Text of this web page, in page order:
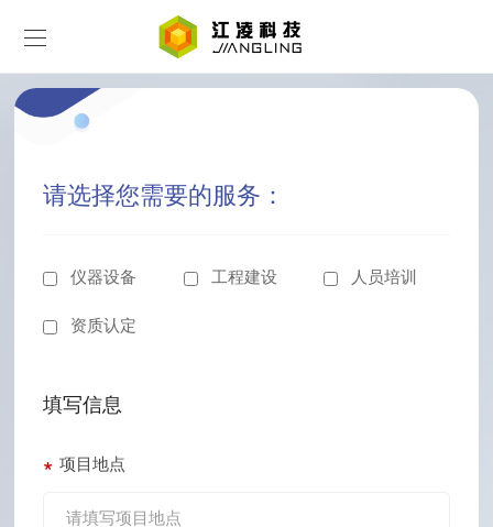
请选择您需要的服务：
仪器设备 工程建设 人员培训
资质认定
填写信息
* 项目地点